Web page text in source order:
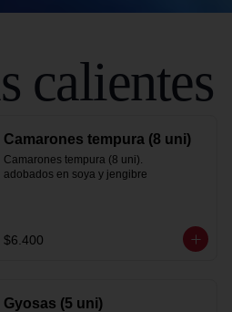
calientes
Camarones tempura (8 uni)
Camarones tempura (8 uni).
adobados en soya y jengibre
$6.400
Gyosas (5 uni)